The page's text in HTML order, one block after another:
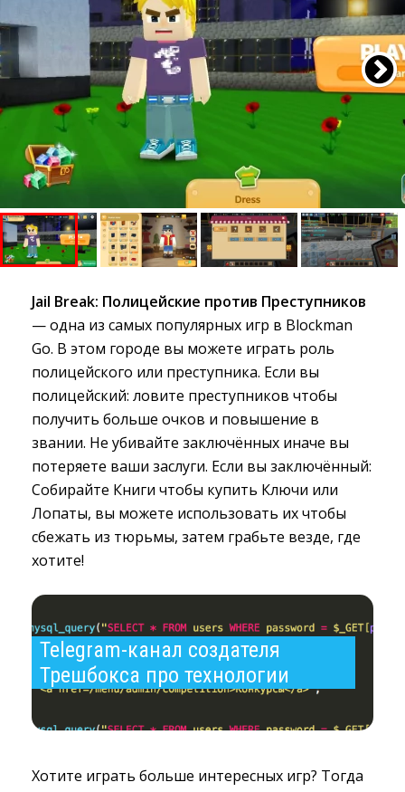
Jail Break: Полицейские против Преступников
— одна из самых популярных игр в Blockman
Go. В этом городе вы можете играть роль
полицейского или преступника. Если вы
полицейский: ловите преступников чтобы
получить больше очков и повышение в
звании. Не убивайте заключённых иначе вы
потеряете ваши заслуги. Если вы заключённый:
Собирайте Книги чтобы купить Ключи или
Лопаты, вы можете использовать их чтобы
сбежать из тюрьмы, затем грабьте везде, где
хотите!
Telegram-канал создателя
Трешбокса про технологии
Хотите играть больше интересных игр? Тогда